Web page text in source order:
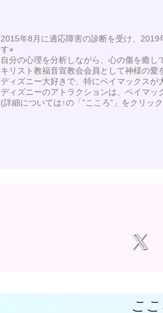
2015年8月に適応障害の診断を受け、
す⭐︎
自分の心理を分析しながら、心の傷を癒し
キリスト教福音宣教会会員として神様の
ディズニー大好きで、特にベイマックスが
ディズニーのアトラクションは、ベイマッ
(詳細については↑の「”こころ”」をクリッ
こ